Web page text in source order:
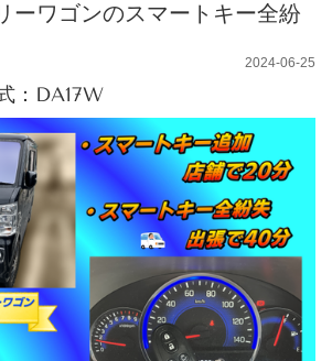
ーワゴンのスマートキー全紛
2024-06-25
：DA17W